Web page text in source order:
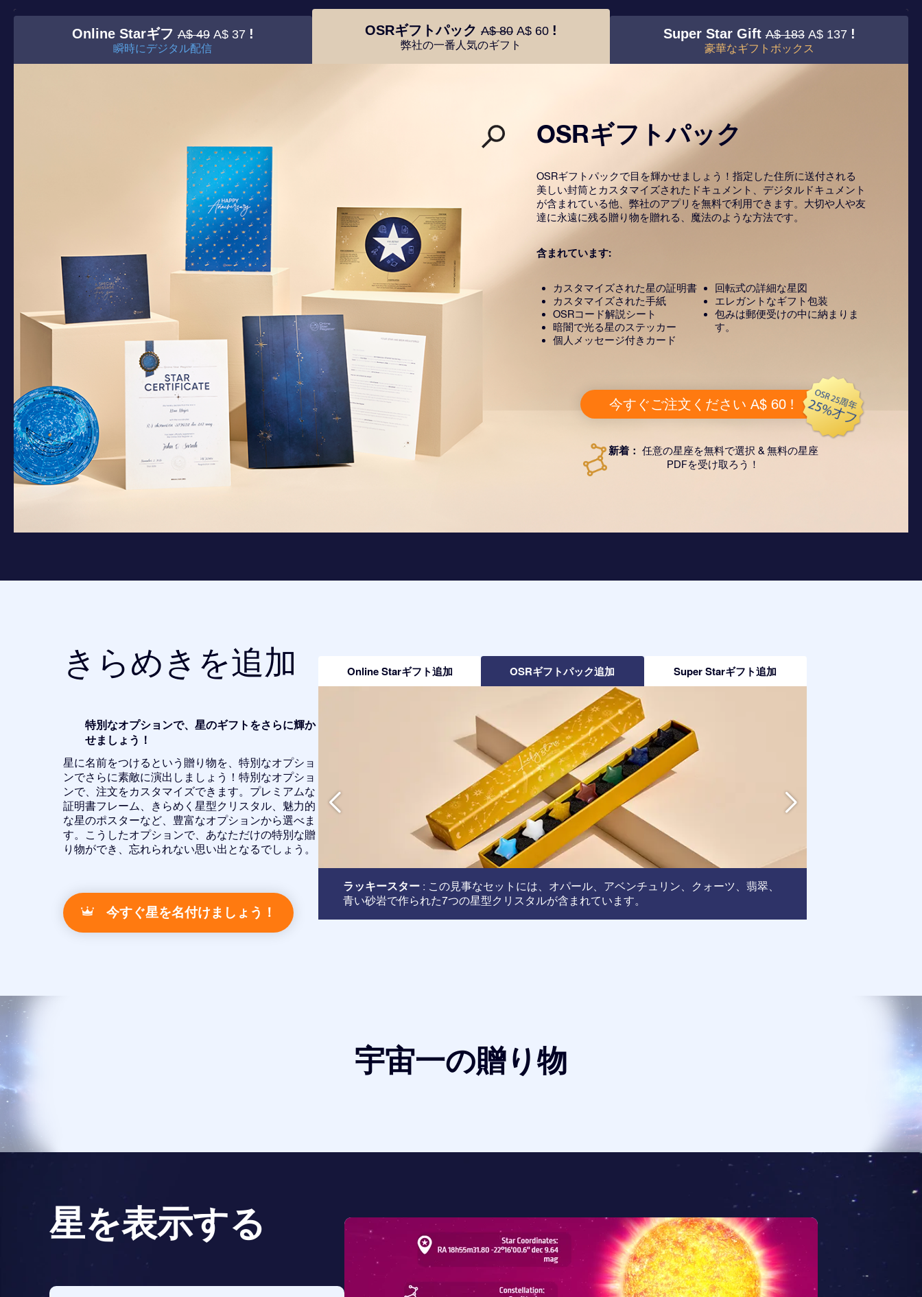
Online StarギフA$ 49 A$ 37 !
瞬時にデジタル配信
OSRギフトパック A$ 80 A$ 60 !
弊社の一番人気のギフト
Super Star GiftA$ 183 A$ 137 !
豪華なギフトボックス
OSRギフトパック
OSRギフトパックで目を輝かせましょう！指定した住所に送付される
美しい封筒とカスタマイズされたドキュメント、デジタルドキュメント
が含まれている他、弊社のアプリを無料で利用できます。大切や人や友
達に永遠に残る贈り物を贈れる、魔法のような方法です。
含まれています:
カスタマイズされた星の証明書
カスタマイズされた手紙
OSRコード解説シート
暗闇で光る星のステッカー
個人メッセージ付きカード
回転式の詳細な星図
エレガントなギフト包装
包みは郵便受けの中に納まりま
す。
今すぐご注文ください A$ 60 !
新着： 任意の星座を無料で選択 & 無料の星座
PDFを受け取ろう！
きらめきを追加
特別なオプションで、星のギフトをさらに輝か
せましょう！
星に名前をつけるという贈り物を、特別なオプショ
ンでさらに素敵に演出しましょう！特別なオプショ
ンで、注文をカスタマイズできます。プレミアムな
証明書フレーム、きらめく星型クリスタル、魅力的
な星のポスターなど、豊富なオプションから選べま
す。こうしたオプションで、あなただけの特別な贈
り物ができ、忘れられない思い出となるでしょう。
今すぐ星を名付けましょう！
Online Starギフト追加 OSRギフトパック追加 Super Starギフト追加
ラッキースター : この見事なセットには、オパール、アベンチュリン、クォーツ、翡翠、
青い砂岩で作られた7つの星型クリスタルが含まれています。
宇宙一の贈り物
星を表示する